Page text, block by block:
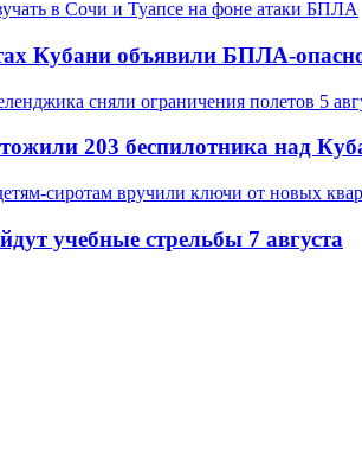
Кубани объявили БПЛА-
203 беспилотника над
учебные стрельбы 7 августа